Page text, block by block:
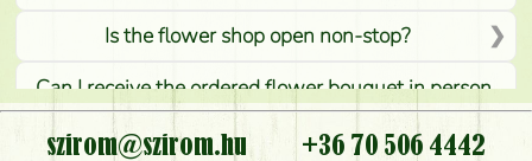
Is the flower shop open non-stop?
Can I receive the ordered flower bouquet in person,
or can it only be requested by sending or delivering
flowers?
szirom@szirom.hu
+36 70 506 4442